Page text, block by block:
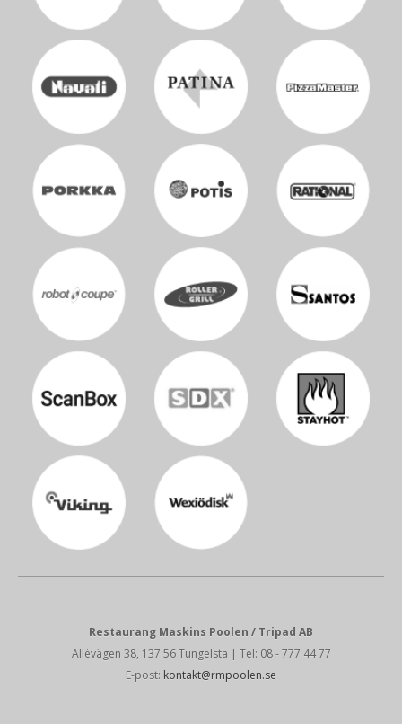
Restaurang Maskins Poolen / Tripad AB
Allévägen 38, 137 56 Tungelsta | Tel: 08 - 777 44 77
E-post: kontakt@rmpoolen.se